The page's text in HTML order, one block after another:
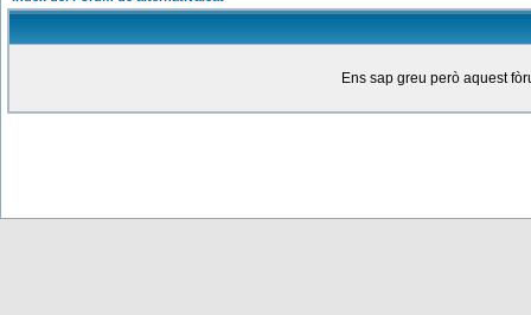
Ens sap greu però aquest